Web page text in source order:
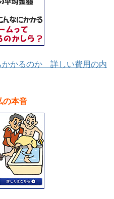
かかるのか 詳しい費用の内
の本音